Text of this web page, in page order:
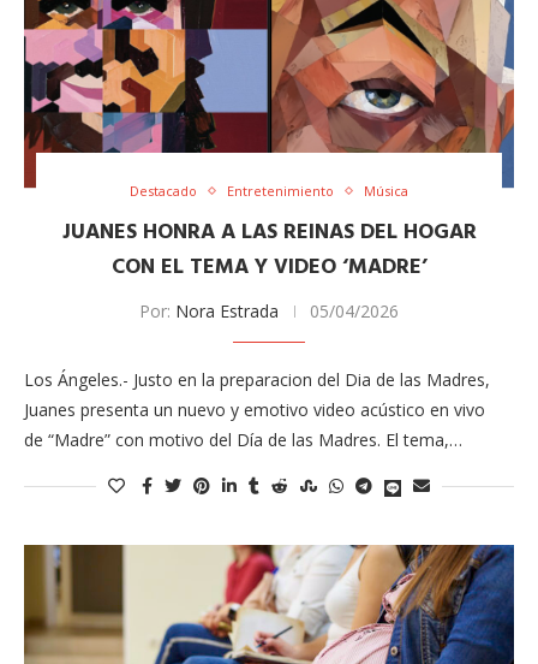
Destacado Entretenimiento Música
JUANES HONRA A LAS REINAS DEL HOGAR
CON EL TEMA Y VIDEO ‘MADRE’
Por: Nora Estrada 05/04/2026
Los Ángeles.- Justo en la preparacion del Dia de las Madres,
Juanes presenta un nuevo y emotivo video acústico en vivo
de “Madre” con motivo del Día de las Madres. El tema,…